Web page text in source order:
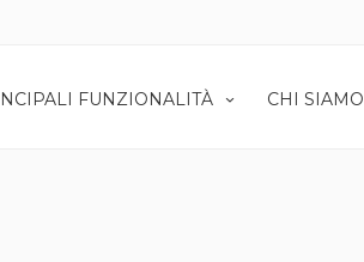
FUNZIONALITÀ CHI SIAMO